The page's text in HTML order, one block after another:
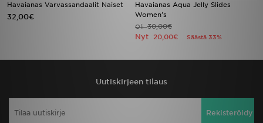
Havaianas Varvassandaalit Naiset
32,00€
Havaianas Aqua Jelly Slides
Women's
Oli30,00€
Nyt 20,00€ Säästä 33%
Uutiskirjeen tilaus
Rekisteröidy